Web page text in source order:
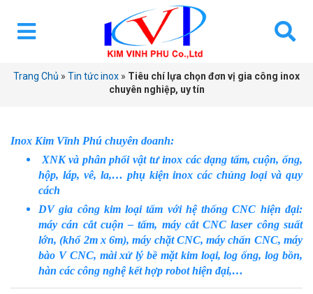
Trang Chủ » Tin tức inox » Tiêu chí lựa chọn đơn vị gia công inox
chuyên nghiệp, uy tín
Inox Kim Vĩnh Phú chuyên doanh:
XNK và phân phối vật tư inox các dạng tấm, cuộn, ống,
hộp, láp, vê, la,… phụ kiện inox các chủng loại và quy
cách
DV gia công kim loại tấm với hệ thống CNC hiện đại:
máy cán cắt cuộn – tấm, máy cắt CNC laser công suất
lớn, (khổ 2m x 6m), máy chặt CNC, máy chấn CNC, máy
bào V CNC, mài xử lý bề mặt kim loại, log ống, log bồn,
hàn các công nghệ kết hợp robot hiện đại,…